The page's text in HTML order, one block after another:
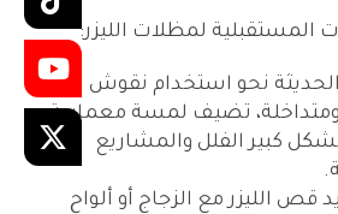
المستقبلية لمظلات الليزر:
نحو استخدام نقوش
تضيف لمسة معمارية
كبير الفلل والمشاريع
قص الليزر مع الزجاج أو ألواح